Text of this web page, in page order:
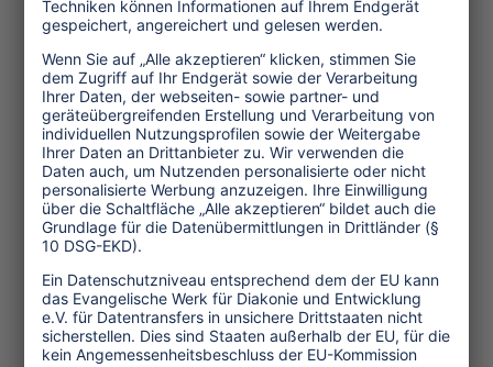
Themen
Tourismuspolitik
Kultur und Religion